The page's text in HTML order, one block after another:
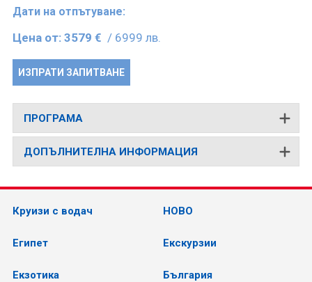
Дати на отпътуване:
Цена от: 3579 € / 6999 лв.
ИЗПРАТИ ЗАПИТВАНЕ
ПРОГРАМА
ДОПЪЛНИТЕЛНА ИНФОРМАЦИЯ
Круизи с водач НОВО
Египет Екскурзии
Екзотика България